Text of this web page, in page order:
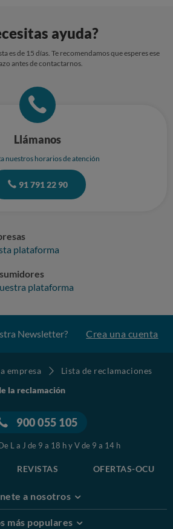
ayuda?
es de 15 días. Te recomendamos que esperes ese
antes de contactarnos.
Llámanos
nuestros horarios de atención
91 791 22 90
plataforma
plataforma
Newsletter? Crea una cuenta
empresa
Lista de reclamaciones
la reclamación
900 055 105
L a J de 9 a 18 h y V de 9 a 14 h
REVISTAS OFERTAS-OCU
a nosotros
más populares